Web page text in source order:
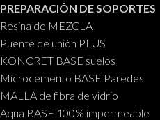
PREPARACIÓN DE SOPORTES
Resina de MEZCLA
Puente de unión PLUS
KONCRET BASE suelos
Microcemento BASE Paredes
MALLA de fibra de vidrio
Aqua BASE 100% impermeable